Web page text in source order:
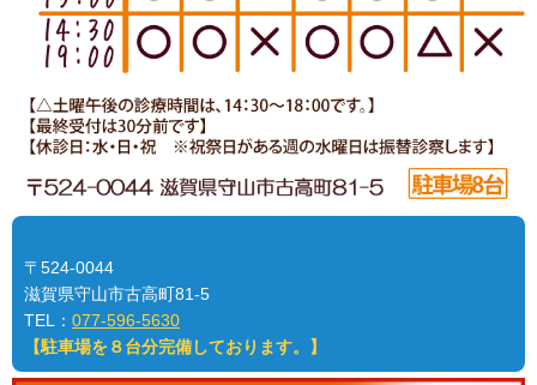
〒524-0044
滋賀県守山市古高町81-5
TEL： 077-596-5630
【駐車場を８台分完備しております。】